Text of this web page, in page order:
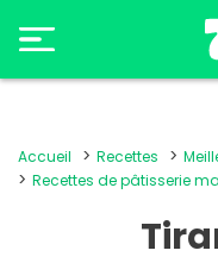
Accueil Recettes
Recettes de pâtisserie